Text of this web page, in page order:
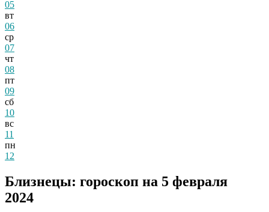
05
вт
06
ср
07
чт
08
пт
09
сб
10
вс
11
пн
12
Близнецы: гороскоп на 5 февраля
2024